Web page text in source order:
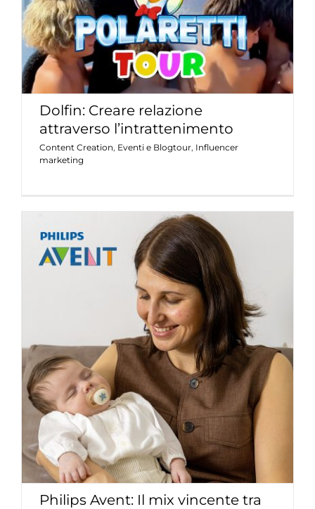
Dolfin: Creare relazione
attraverso l’intrattenimento
Content Creation, Eventi e Blogtour, Influencer
marketing
Philips Avent: Il mix vincente tra
spontaneità e autorevolezza
conquista le mamme
Content Creation Influencer marketing
Philips Avent: Il mix vincente tra